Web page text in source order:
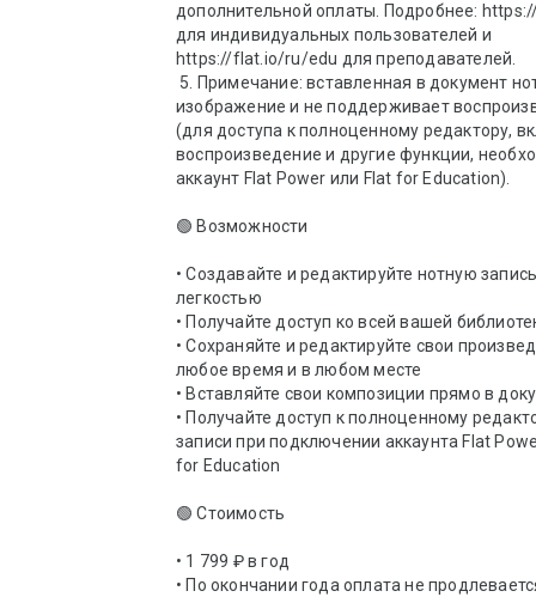
дополнительной оплаты. Подробнее:
для индивидуальных пользователей и
https://flat.io/ru/edu для преподавателей.
изображение и не поддерживает
(для доступа к полноценному редактору,
воспроизведение и другие функции,
аккаунт Flat Power или Flat for Education).
🟢 Возможности
• Создавайте и редактируйте нотную
легкостью
• Получайте доступ ко всей вашей
• Сохраняйте и редактируйте свои
любое время и в любом месте
• Вставляйте свои композиции прямо в
• Получайте доступ к полноценному
записи при подключении аккаунта Flat
for Education
🟢 Стоимость
• 1 799 ₽ в год
• По окончании года оплата не